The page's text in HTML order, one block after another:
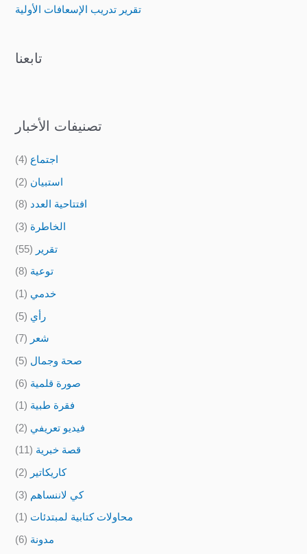
تقرير تدريب الإسعافات الأولية
تابعنا
تصنيفات الأخبار
اجتماع (4)
استبيان (2)
افتتاحية العدد (8)
الخاطرة (3)
تقرير (55)
توعية (8)
خدمي (1)
رأي (5)
شعر (7)
صحة وجمال (5)
صورة قلمية (6)
فقرة طبية (1)
فيديو تعريفي (2)
قصة خبرية (11)
كاريكاتير (2)
كي لاننساهم (3)
محاولات كتابية لمبتدئات (1)
مدونة (6)